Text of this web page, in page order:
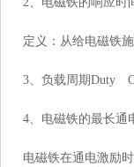
定义：从给电磁铁
3、负载周期Duty
4、电磁铁的最长通
电磁铁在通电激励